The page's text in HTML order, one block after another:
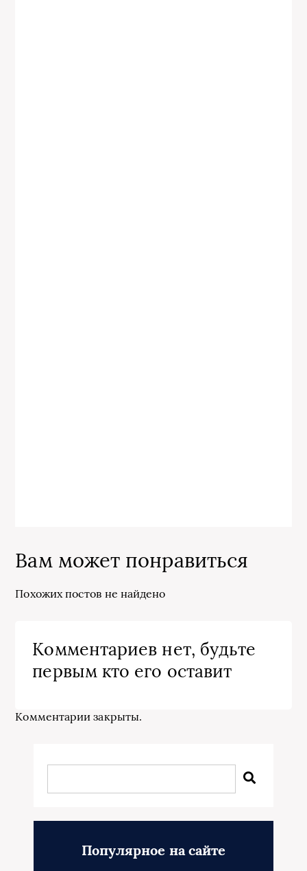
Вам может понравиться
Похожих постов не найдено
Комментариев нет, будьте
первым кто его оставит
Комментарии закрыты.
Популярное на сайте